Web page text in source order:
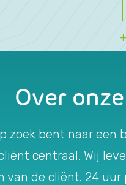
Over
zoek bent naar
centraal. Wij
van de cliënt. 24 uur